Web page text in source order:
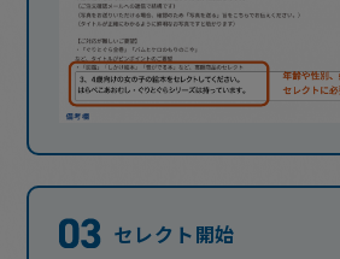
セレクト開始